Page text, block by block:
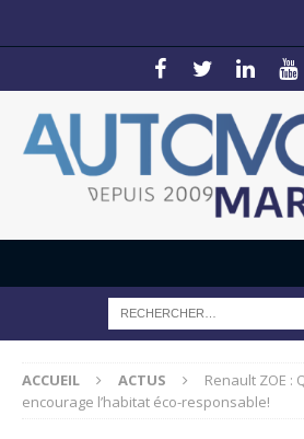
ACCUEIL ACTUS
Renault ZOE :
encourage l’habitat éco-responsable!